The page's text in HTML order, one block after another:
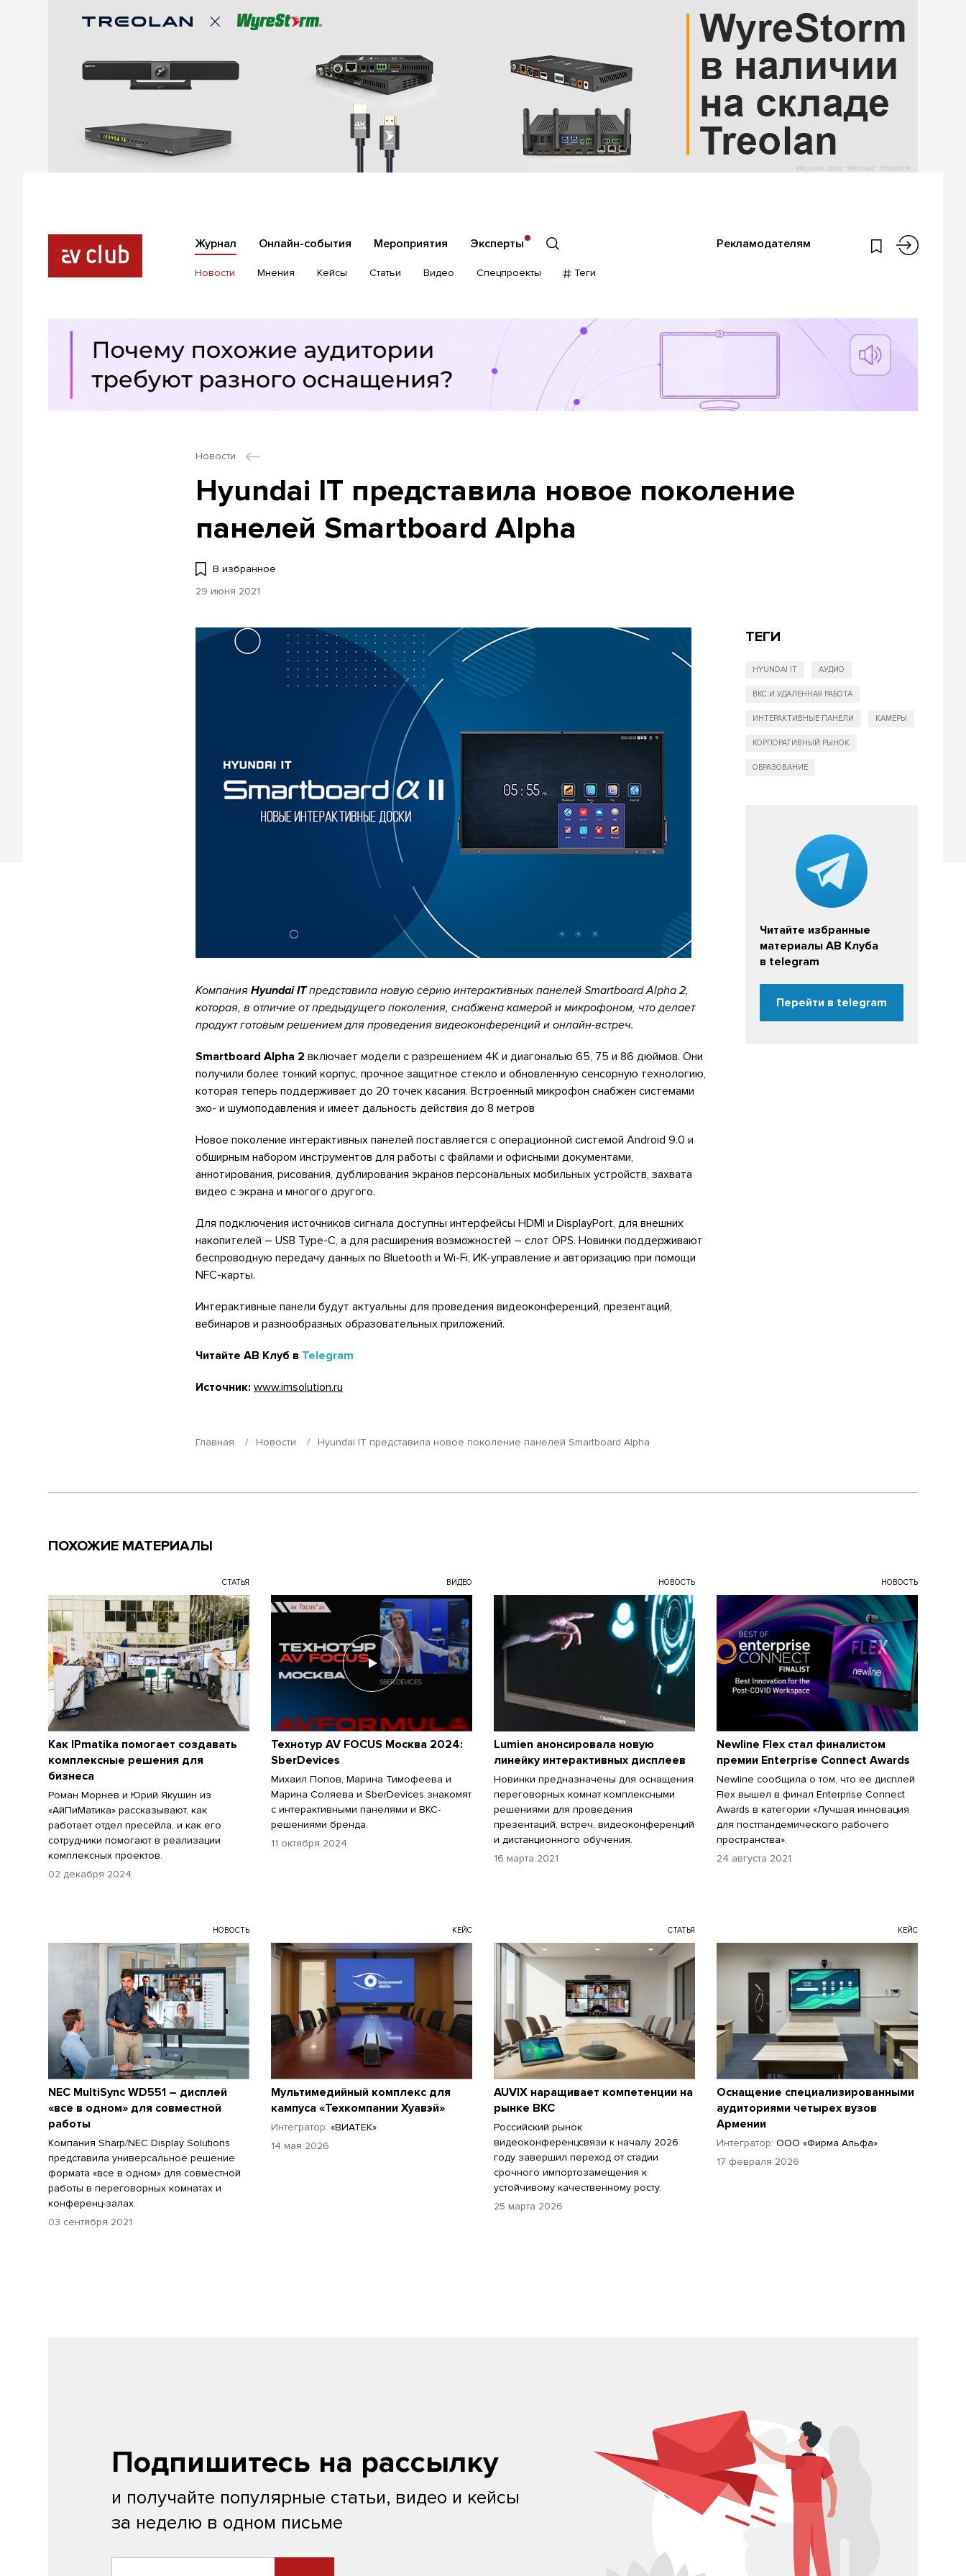
Журнал Онлайн-события Мероприятия Эксперты Рекламодателям
Новости Мнения Кейсы Статьи Видео Спецпроекты Теги
Новости
Hyundai IT представила новое поколение
панелей Smartboard Alpha
В избранное
29 июня 2021
Компания Hyundai ITпредставила новую серию интерактивных панелей Smartboard Alpha 2,
которая, в отличие от предыдущего поколения, снабжена камерой и микрофоном, что делает
продукт готовым решением для проведения видеоконференций и онлайн-встреч.
Smartboard Alpha 2 включает модели с разрешением 4K и диагональю 65, 75 и 86 дюймов. Они
получили более тонкий корпус, прочное защитное стекло и обновленную сенсорную технологию,
которая теперь поддерживает до 20 точек касания. Встроенный микрофон снабжен системами
эхо- и шумоподавления и имеет дальность действия до 8 метров
Новое поколение интерактивных панелей поставляется с операционной системой Android 9.0 и
обширным набором инструментов для работы с файлами и офисными документами,
аннотирования, рисования, дублирования экранов персональных мобильных устройств, захвата
видео с экрана и многого другого.
Для подключения источников сигнала доступны интерфейсы HDMI и DisplayPort, для внешних
накопителей – USB Type-C, а для расширения возможностей – слот OPS. Новинки поддерживают
беспроводную передачу данных по Bluetooth и Wi-Fi, ИК-управление и авторизацию при помощи
NFC-карты.
Интерактивные панели будут актуальны для проведения видеоконференций, презентаций,
вебинаров и разнообразных образовательных приложений.
Читайте АВ Клуб в Telegram
Источник: www.imsolution.ru
Главная Новости Hyundai IT представила новое поколение панелей Smartboard Alpha
ТЕГИ
HYUNDAI IT АУДИО
ВКС И УДАЛЕННАЯ РАБОТА
ИНТЕРАКТИВНЫЕ ПАНЕЛИ КАМЕРЫ
КОРПОРАТИВНЫЙ РЫНОК
ОБРАЗОВАНИЕ
Читайте избранные
материалы АВ Клуба
в telegram
Перейти в telegram
ПОХОЖИЕ МАТЕРИАЛЫ
СТАТЬЯ
Как IPmatika помогает создавать
комплексные решения для
бизнеса
Роман Морнев и Юрий Якушин из
«АйПиМатика» рассказывают, как
работает отдел пресейла, и как его
сотрудники помогают в реализации
комплексных проектов.
02 декабря 2024
ВИДЕО
Технотур AV FOCUS Москва 2024:
SberDevices
Михаил Попов, Марина Тимофеева и
Марина Соляева и SberDevices знакомят
с интерактивными панелями и ВКС-
решениями бренда.
11 октября 2024
НОВОСТЬ
Lumien анонсировала новую
линейку интерактивных дисплеев
Новинки предназначены для оснащения
переговорных комнат комплексными
решениями для проведения
презентаций, встреч, видеоконференций
и дистанционного обучения.
16 марта 2021
НОВОСТЬ
Newline Flex стал финалистом
премии Enterprise Connect Awards
Newline сообщила о том, что ее дисплей
Flex вышел в финал Enterprise Connect
Awards в категории «Лучшая инновация
для постпандемического рабочего
пространства».
24 августа 2021
НОВОСТЬ
NEC MultiSync WD551 – дисплей
«все в одном» для совместной
работы
Компания Sharp/NEC Display Solutions
представила универсальное решение
формата «все в одном» для совместной
работы в переговорных комнатах и
конференц-залах.
03 сентября 2021
КЕЙС
Мультимедийный комплекс для
кампуса «Техкомпании Хуавэй»
Интегратор: «ВИАТЕК»
14 мая 2026
СТАТЬЯ
AUVIX наращивает компетенции на
рынке ВКС
Российский рынок
видеоконференцсвязи к началу 2026
году завершил переход от стадии
срочного импортозамещения к
устойчивому качественному росту.
25 марта 2026
КЕЙС
Оснащение специализированными
аудиториями четырех вузов
Армении
Интегратор: ООО «Фирма Альфа»
17 февраля 2026
Подпишитесь на рассылку
и получайте популярные статьи, видео и кейсы
за неделю в одном письме